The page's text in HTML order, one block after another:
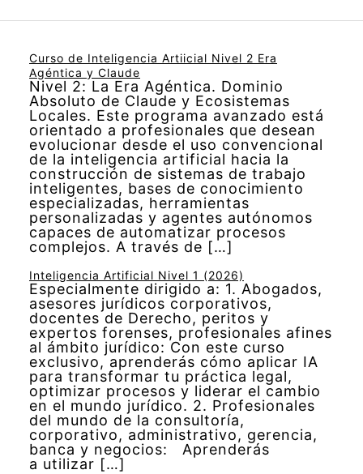
Curso de Inteligencia Artiicial Nivel 2 Era
Agéntica y Claude
Nivel 2: La Era Agéntica. Dominio
Absoluto de Claude y Ecosistemas
Locales. Este programa avanzado está
orientado a profesionales que desean
evolucionar desde el uso convencional
de la inteligencia artificial hacia la
construcción de sistemas de trabajo
inteligentes, bases de conocimiento
especializadas, herramientas
personalizadas y agentes autónomos
capaces de automatizar procesos
complejos. A través de […]
Inteligencia Artificial Nivel 1 (2026)
Especialmente dirigido a: 1. Abogados,
asesores jurídicos corporativos,
docentes de Derecho, peritos y
expertos forenses, profesionales afines
al ámbito jurídico: Con este curso
exclusivo, aprenderás cómo aplicar IA
para transformar tu práctica legal,
optimizar procesos y liderar el cambio
en el mundo jurídico. 2. Profesionales
del mundo de la consultoría,
corporativo, administrativo, gerencia,
banca y negocios: Aprenderás
a utilizar […]